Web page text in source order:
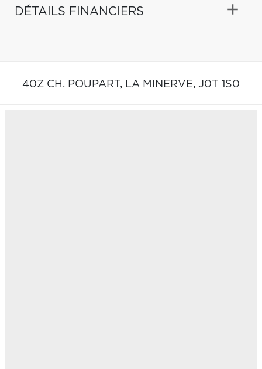
DÉTAILS FINANCIERS
40Z CH. POUPART, LA MINERVE, J0T 1S0